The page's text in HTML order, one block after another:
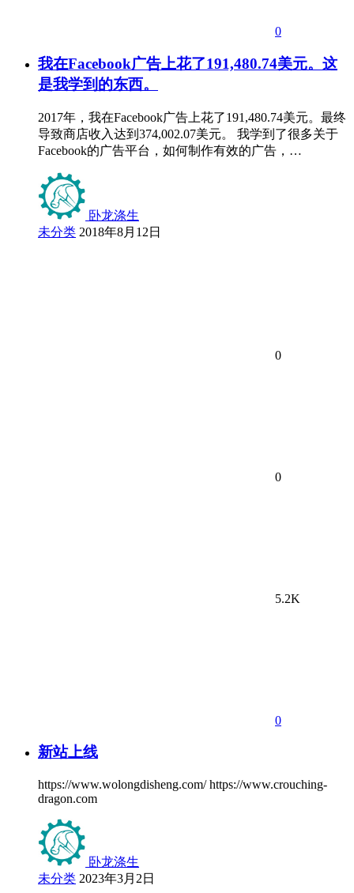
0
我在Facebook广告上花了191,480.74美元。这
是我学到的东西。
2017年，我在Facebook广告上花了191,480.74美元。最终
导致商店收入达到374,002.07美元。 我学到了很多关于
Facebook的广告平台，如何制作有效的广告，…
卧龙涤生
未分类 2018年8月12日
0
0
5.2K
0
新站上线
https://www.wolongdisheng.com/ https://www.crouching-
dragon.com
卧龙涤生
未分类 2023年3月2日